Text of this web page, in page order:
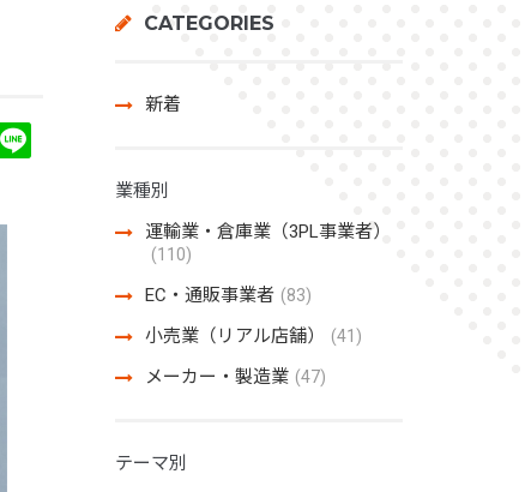
CATEGORIES
新着
業種別
運輸業・倉庫業（3PL事業者）
(110)
EC・通販事業者 (83)
小売業（リアル店舗） (41)
メーカー・製造業 (47)
テーマ別